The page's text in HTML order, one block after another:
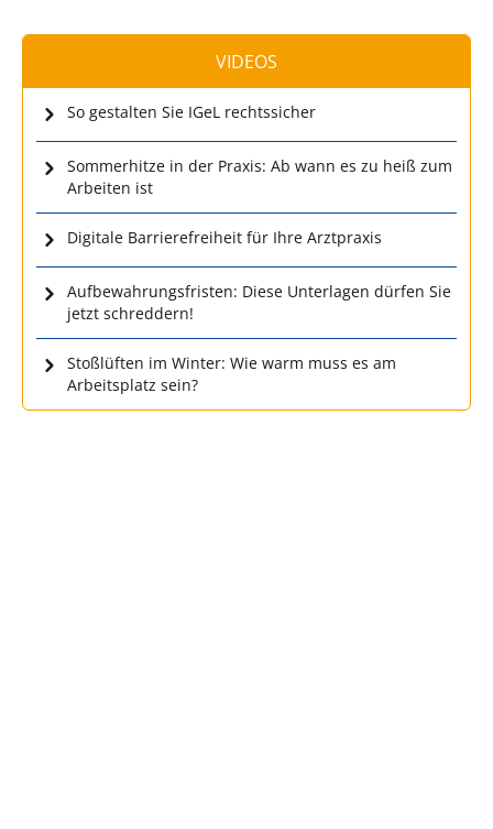
VIDEOS
So gestalten Sie IGeL rechtssicher
Sommerhitze in der Praxis: Ab wann es zu heiß zum
Arbeiten ist
Digitale Barrierefreiheit für Ihre Arztpraxis
Aufbewahrungsfristen: Diese Unterlagen dürfen Sie
jetzt schreddern!
Stoßlüften im Winter: Wie warm muss es am
Arbeitsplatz sein?